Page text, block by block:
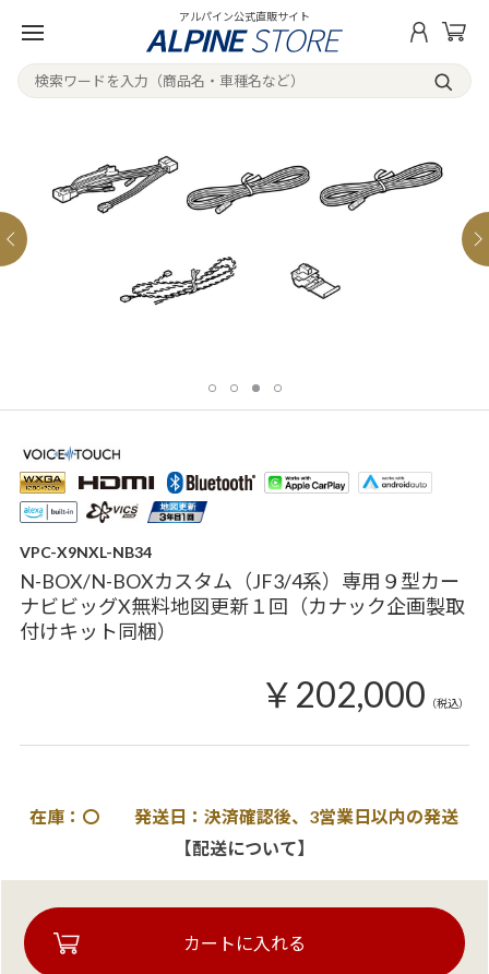
アルパイン公式直販サイト
VPC-X9NXL-NB34
N-BOX/N-BOXカスタム（JF3/4系）専用９型カー
ナビビッグX無料地図更新１回（カナック企画製取
付けキット同梱）
￥202,000 （税込）
在庫：〇 発送日：決済確認後、3営業日以内の発送
【配送について】